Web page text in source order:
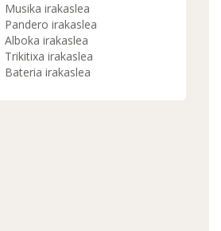
Musika irakaslea
Pandero irakaslea
Alboka irakaslea
Trikitixa irakaslea
Bateria irakaslea